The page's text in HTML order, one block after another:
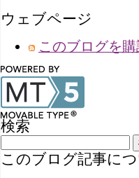
ウェブページ
このブログを
検索
このブログ記事に